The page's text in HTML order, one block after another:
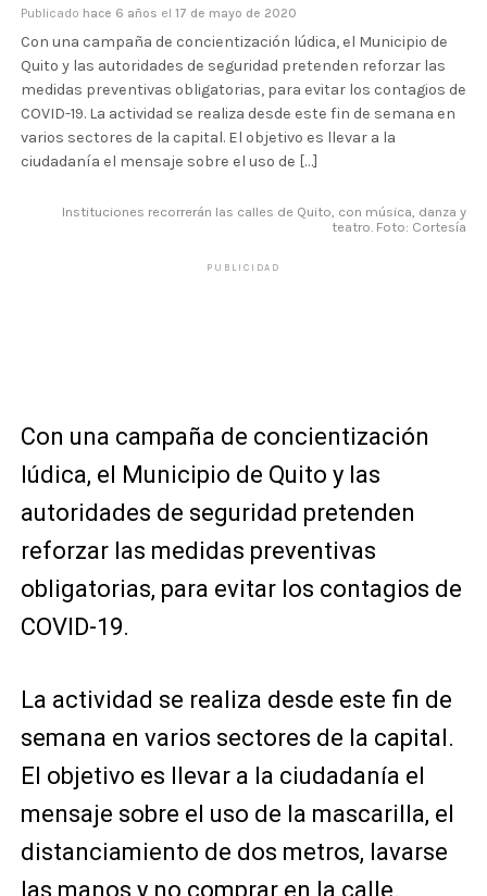
Publicado hace 6 años el 17 de mayo de 2020
Con una campaña de concientización lúdica, el Municipio de
Quito y las autoridades de seguridad pretenden reforzar las
medidas preventivas obligatorias, para evitar los contagios de
COVID-19. La actividad se realiza desde este fin de semana en
varios sectores de la capital. El objetivo es llevar a la
ciudadanía el mensaje sobre el uso de […]
Instituciones recorrerán las calles de Quito, con música, danza y
teatro. Foto: Cortesía
PUBLICIDAD
Con una campaña de concientización
lúdica, el Municipio de Quito y las
autoridades de seguridad pretenden
reforzar las medidas preventivas
obligatorias, para evitar los contagios de
COVID-19.
La actividad se realiza desde este fin de
semana en varios sectores de la capital.
El objetivo es llevar a la ciudadanía el
mensaje sobre el uso de la mascarilla, el
distanciamiento de dos metros, lavarse
las manos y no comprar en la calle.